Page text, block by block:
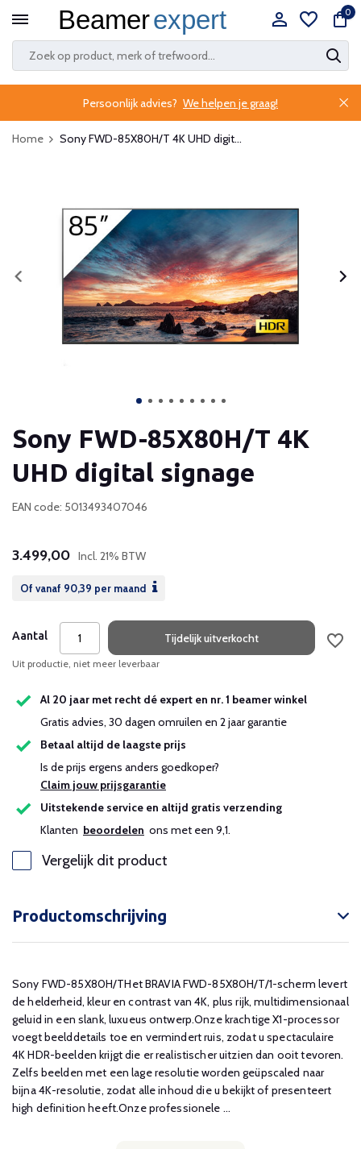
0
Persoonlijk advies? We helpen je graag!
Home Sony FWD-85X80H/T 4K UHD digit...
Sony FWD-85X80H/T 4K
UHD digital signage
EAN code: 5013493407046
3.499,00 Incl. 21% BTW
Of vanaf 90,39 per maand
Aantal Tijdelijk uitverkocht
Uit productie, niet meer leverbaar
Al 20 jaar met recht dé expert en nr. 1 beamer winkel
Gratis advies, 30 dagen omruilen en 2 jaar garantie
Betaal altijd de laagste prijs
Is de prijs ergens anders goedkoper?
Claim jouw prijsgarantie
Uitstekende service en altijd gratis verzending
Klanten beoordelen ons met een 9,1.
Vergelijk dit product
Productomschrijving
Sony FWD-85X80H/THet BRAVIA FWD-85X80H/T/1-scherm levert
de helderheid, kleur en contrast van 4K, plus rijk, multidimensionaal
geluid in een slank, luxueus ontwerp.Onze krachtige X1-processor
voegt beelddetails toe en vermindert ruis, zodat u spectaculaire
4K HDR-beelden krijgt die er realistischer uitzien dan ooit tevoren.
Zelfs beelden met een lage resolutie worden geüpscaled naar
bijna 4K-resolutie, zodat alle inhoud die u bekijkt of presenteert
high definition heeft.Onze professionele ...